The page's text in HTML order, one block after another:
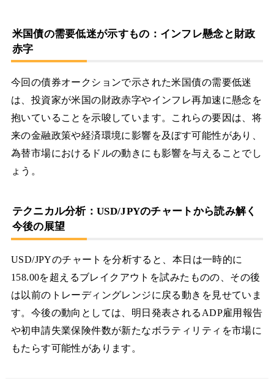
米国債の需要低迷が示すもの：インフレ懸念と財政
赤字
今回の債券オークションで示された米国債の需要低迷
は、投資家が米国の財政赤字やインフレ再加速に懸念を
抱いていることを示唆しています。これらの要因は、将
来の金融政策や経済環境に影響を及ぼす可能性があり、
為替市場におけるドルの動きにも影響を与えることでし
ょう。
テクニカル分析：USD/JPYのチャートから読み解く
今後の展望
USD/JPYのチャートを分析すると、本日は一時的に
158.00を超えるブレイクアウトを試みたものの、その後
は以前のトレーディングレンジに戻る動きを見せていま
す。今後の動向としては、明日発表されるADP雇用報告
や初申請失業保険件数が新たなボラティリティを市場に
もたらす可能性があります。